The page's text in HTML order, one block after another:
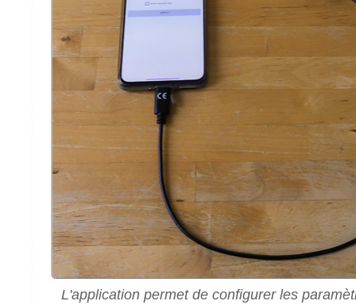
L'application permet de configurer les